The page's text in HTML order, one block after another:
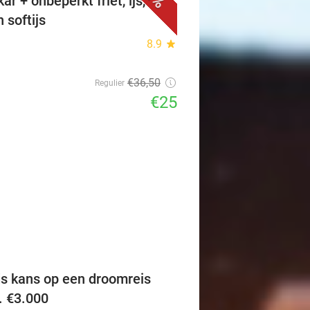
softijs
8.9 star
Regulier €36,50
€25
kans op een droomreis
€3.000